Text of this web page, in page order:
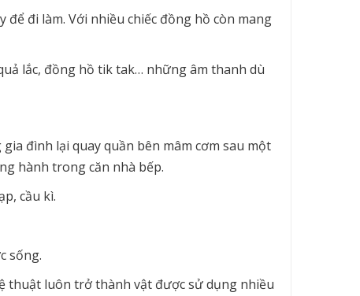
đi làm. Với nhiều chiếc đồng hồ còn mang
lắc, đồng hồ tik tak… những âm thanh dù
đình lại quay quần bên mâm cơm sau một
hành trong căn nhà bếp.
cầu kì.
sống.
thuật luôn trở thành vật được sử dụng nhiều